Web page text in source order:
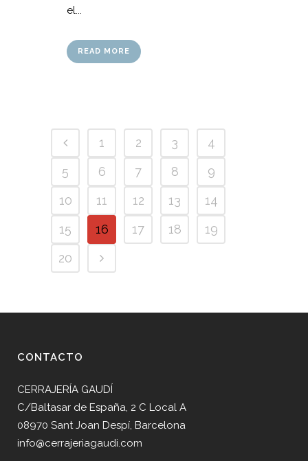
el...
READ MORE
1 2 3
4
5
6 7 8
9
10
11 12 13
14
15
16 17 18
19
20
CONTACTO
CERRAJERÍA GAUDÍ
C/Baltasar de España, 2 C Local A
08970 Sant Joan Despí, Barcelona
info@cerrajeriagaudi.com